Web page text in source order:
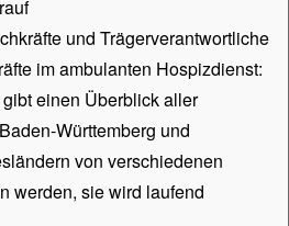
und Trägerverantwortliche
im ambulanten Hospizdienst:
gibt einen Überblick aller
Württemberg und
von verschiedenen
werden, sie wird laufend